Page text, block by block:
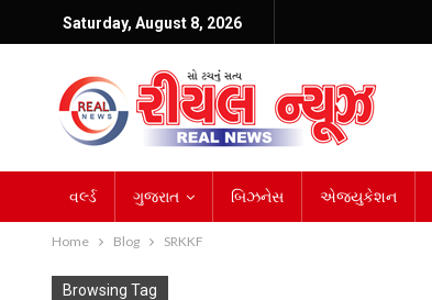
Saturday, August 8, 2026
વર્લ્ડ ગુજરાત બિઝનેસ એજ્યુકેશન
Home Blog SRKKF
Browsing Tag